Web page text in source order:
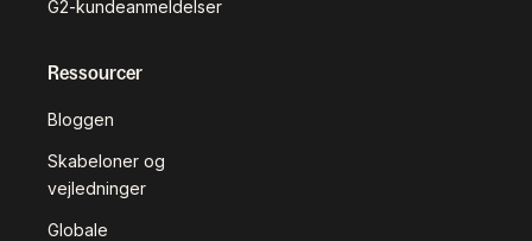
G2-kundeanmeldelser
Ressourcer
Bloggen
Skabeloner og
vejledninger
Globale